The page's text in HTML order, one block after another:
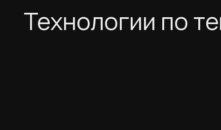
Технологии по